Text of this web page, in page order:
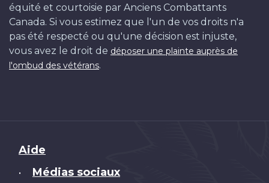
équité et courtoisie par Anciens Combattants
Canada. Si vous estimez que l'un de vos droits n'a
pas été respecté ou qu'une décision est injuste,
vous avez le droit de déposer une plainte auprès de
l'ombud des vétérans.
Brand
Aide
• Médias sociaux